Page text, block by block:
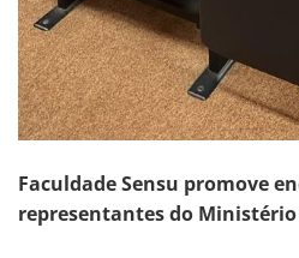
Faculdade Sensu promove
representantes do Ministério